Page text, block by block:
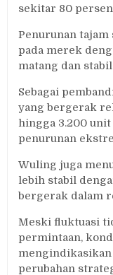
sekitar 80
Penurunan
pada merek
matang dan
Sebagai
yang bergerak
hingga 3.200
penurunan
Wuling juga
lebih stabil
bergerak dalam
Meski fluktuasi
permintaan,
mengindikasikan
perubahan